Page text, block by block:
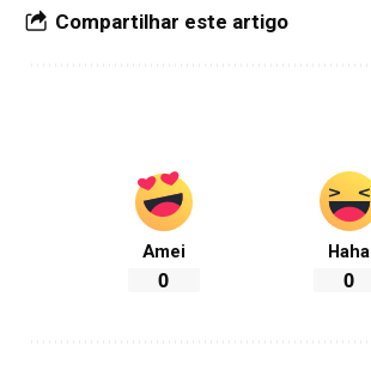
Compartilhar este artigo
Amei
0
Haha
0